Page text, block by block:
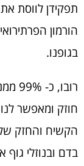
תפקידן לווסת
בגופנו.
חוזק ומאפשר
הקשיח והחזק של
בדם ובנוזלי